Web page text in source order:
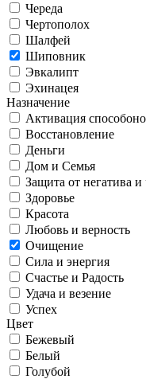
Череда
Чертополох
Шалфей
Шиповник
Эвкалипт
Эхинацея
Назначение
Активация
Восстановление
Деньги
Дом и Семья
Защита от негатива
Здоровье
Красота
Любовь и верность
Очищение
Сила и энергия
Счастье и Радость
Удача и везение
Успех
Цвет
Бежевый
Белый
Голубой